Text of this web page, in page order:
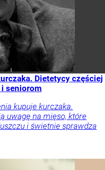
Dietetycy częściej
seniorom
kupuje kurczaka.
uwagę na mięso, które
i świetnie sprawdza